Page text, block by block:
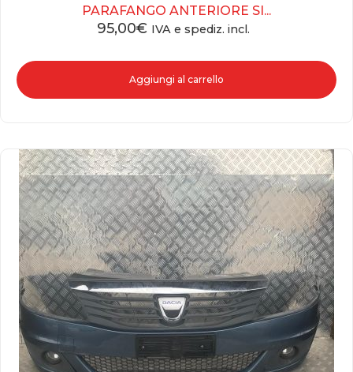
PARAFANGO ANTERIORE SI...
95,00€ IVA e spediz. incl.
Aggiungi al carrello